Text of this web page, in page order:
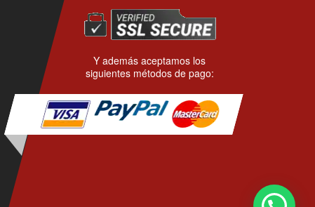
Y además aceptamos los
siguientes métodos de pago: